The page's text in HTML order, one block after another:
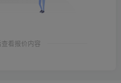
看报价内容